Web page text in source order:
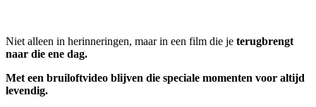
Niet alleen in herinneringen, maar in een film die je terugbrengt
naar die ene dag.
Met een bruiloftvideo blijven die speciale momenten voor altijd
levendig.